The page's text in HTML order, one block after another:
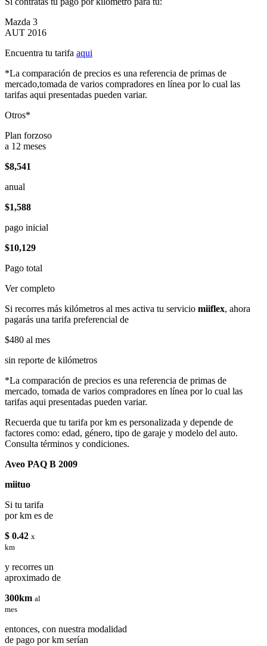
Mazda 3
AUT 2016
Encuentra tu tarifa aqui
*La comparación de precios es una referencia de primas de
mercado,tomada de varios compradores en línea por lo cual las
tarifas aqui presentadas pueden variar.
Otros*
Plan forzoso
a 12 meses
$8,541
anual
$1,588
pago inicial
$10,129
Pago total
Ver completo
Si recorres más kilómetros al mes activa tu servicio miiflex, ahora
pagarás una tarifa preferencial de
$480 al mes
sin reporte de kilómetros
*La comparación de precios es una referencia de primas de
mercado, tomada de varios compradores en línea por lo cual las
tarifas aqui presentadas pueden variar.
Recuerda que tu tarifa por km es personalizada y depende de
factores como: edad, género, tipo de garaje y modelo del auto.
Consulta términos y condiciones.
Aveo PAQ B 2009
miituo
Si tu tarifa
por km es de
$ 0.42 x
km
y recorres un
aproximado de
300km al
mes
entonces, con nuestra modalidad
de pago por km serían